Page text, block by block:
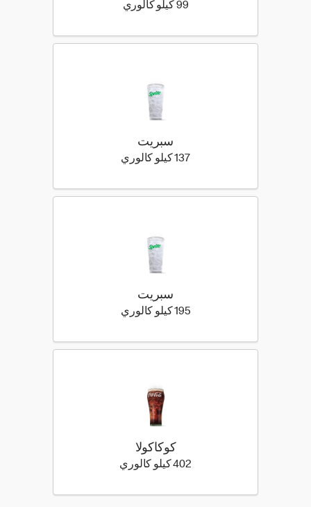
99 كيلو كالوري
سبريت
137 كيلو كالوري 137 كيلو سعرة حرارية
سبريت
195 كيلو كالوري 195 كيلو سعرة حرارية
كوكاكولا
402 كيلو كالوري 402 كيلو سعرة حرارية